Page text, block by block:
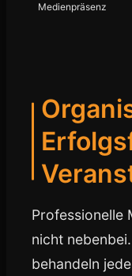
Medienpräsenz
Professionelle
nicht
behandeln